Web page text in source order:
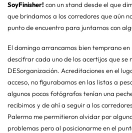
SoyFinisher! con un stand desde el que
que brindamos a los corredores que aún
punto de encuentro para juntarnos con
El domingo arrancamos bien temprano
descifrar cada uno de los acertijos que se
DESorganización. Acreditaciones en el
acceso, no figurabamos en las listas a
algunos pocos fotógrafos tenían una
recibimos y de ahí a seguir a los
Palermo me permitieron olvidar por
problemas pero al posicionarme en el